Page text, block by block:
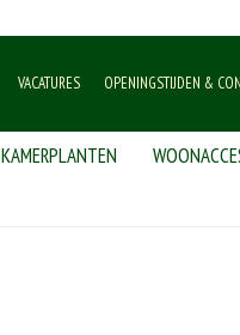
VACATURES OPENINGSTIJDEN &
KAMERPLANTEN